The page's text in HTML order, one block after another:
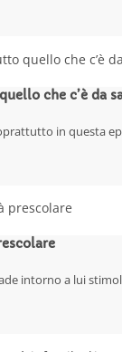
che c’è da
in questa
intorno a lui